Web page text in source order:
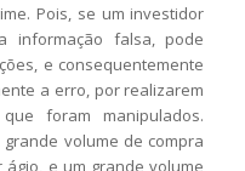
Pois, se um investidor
informação falsa, pode
e consequentemente
a erro, por realizarem
foram manipulados.
volume de compra
e um grande volume